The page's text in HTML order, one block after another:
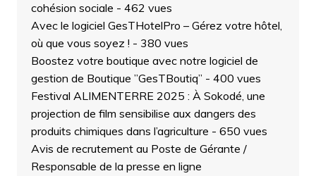
cohésion sociale - 462 vues
Avec le logiciel GesTHotelPro – Gérez votre hôtel,
où que vous soyez ! - 380 vues
Boostez votre boutique avec notre logiciel de
gestion de Boutique ”GesTBoutiq” - 400 vues
Festival ALIMENTERRE 2025 : À Sokodé, une
projection de film sensibilise aux dangers des
produits chimiques dans l’agriculture - 650 vues
Avis de recrutement au Poste de Gérante /
Responsable de la presse en ligne